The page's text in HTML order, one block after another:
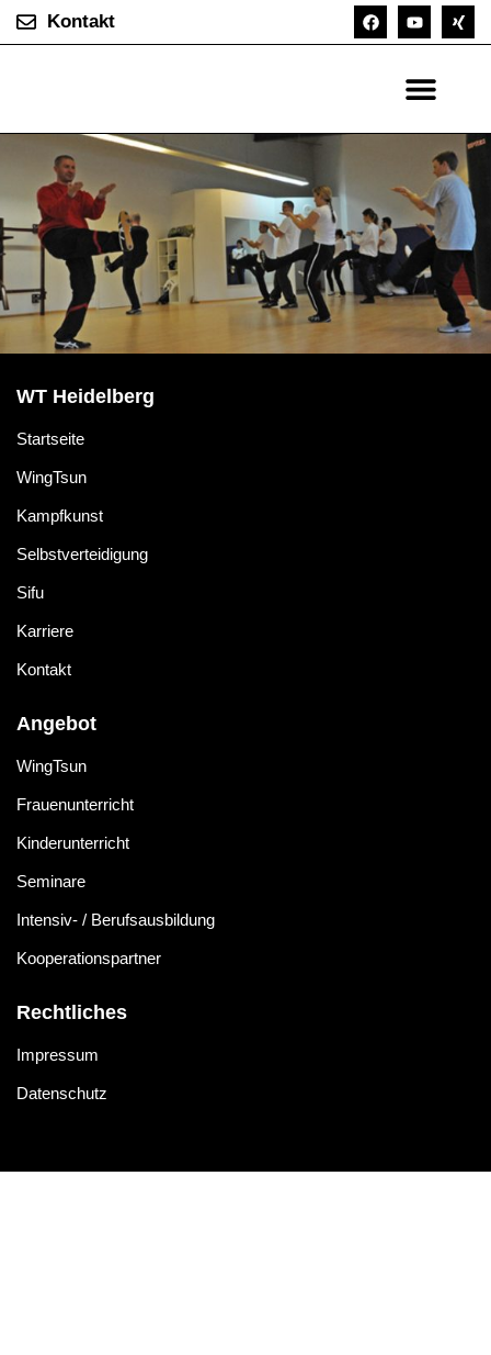
Kontakt
WT Heidelberg
Startseite
WingTsun
Kampfkunst
Selbstverteidigung
Sifu
Karriere
Kontakt
Angebot
WingTsun
Frauenunterricht
Kinderunterricht
Seminare
Intensiv- / Berufsausbildung
Kooperationspartner
Rechtliches
Impressum
Datenschutz